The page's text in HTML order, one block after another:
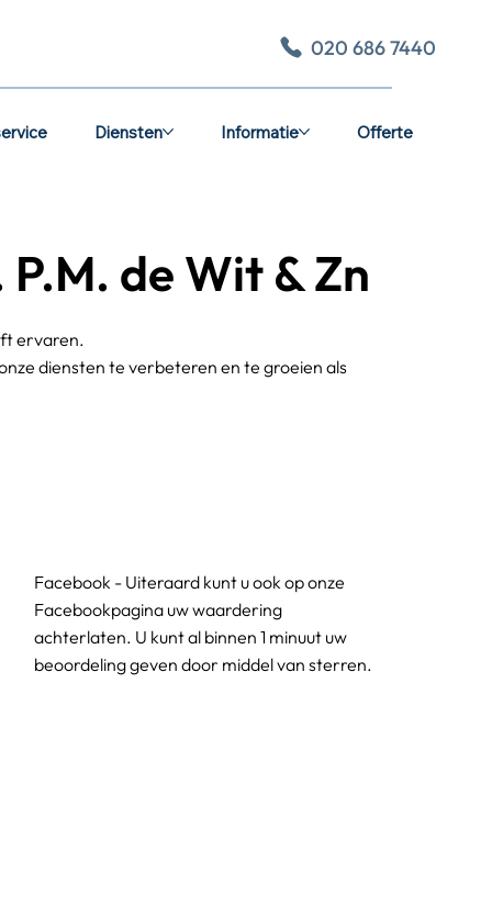
Diensten Informatie Offerte
020 686 7440
de Wit & Zn
ervaren.
diensten te verbeteren en te groeien als
Facebook - Uiteraard kunt u ook op onze
Facebookpagina uw waardering
achterlaten. U kunt al binnen 1 minuut uw
beoordeling geven door middel van sterren.